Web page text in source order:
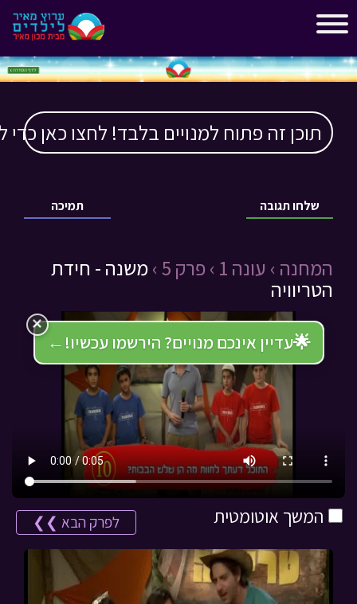
תוכן זה פתוח למנויים בלבד! לחצו כאן כדי
תמיכה שלחו תגובה
המחנה › עונה 1 › פרק 5 ›
משנה - חידת
הטריוויה
🌟עדיין אינכם מנויים? הירשמו עכשיו! ←
×
המשך אוטומטית לפרק הבא ❯❯